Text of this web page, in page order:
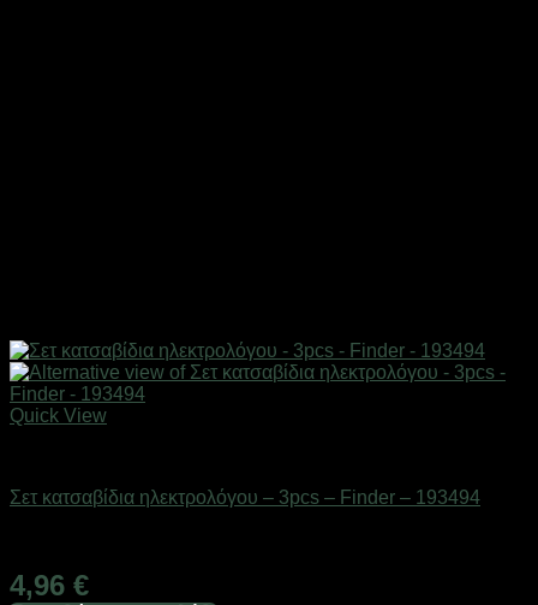
Quick View
Σετ κατσαβίδια ηλεκτρολόγου – 3pcs – Finder – 193494
4,96 €